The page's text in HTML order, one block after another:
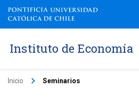
Instituto de Economía
Inicio keyboard_arrow_right Seminarios